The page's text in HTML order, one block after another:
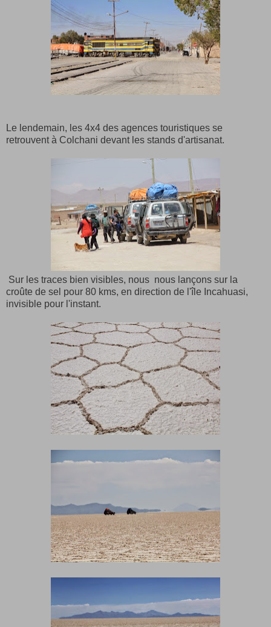
Le lendemain, les 4x4 des agences touristiques se
retrouvent à Colchani devant les stands d'artisanat.
Sur les traces bien visibles, nous nous lançons sur la
croûte de sel pour 80 kms, en direction de l'île Incahuasi,
invisible pour l'instant.